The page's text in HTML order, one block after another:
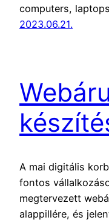
computers,
2023.06.21.
A mai digitális
fontos
megtervezett
alappillére, és